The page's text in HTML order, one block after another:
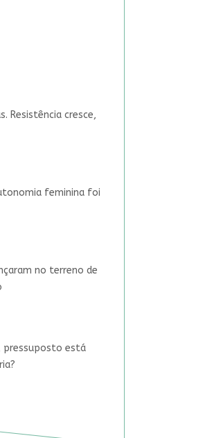
Resistência cresce,
feminina foi
no terreno de
pressuposto está